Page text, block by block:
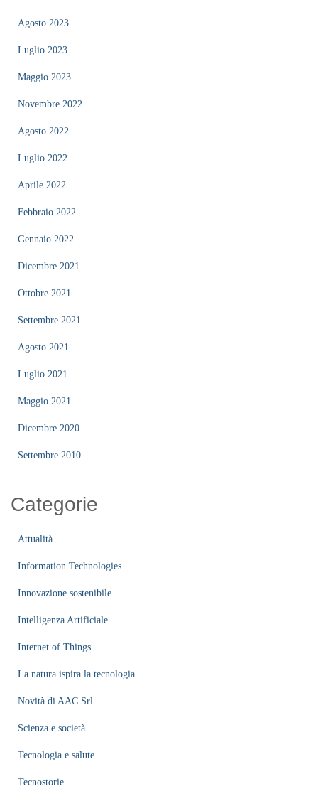
Agosto 2023
Luglio 2023
Maggio 2023
Novembre 2022
Agosto 2022
Luglio 2022
Aprile 2022
Febbraio 2022
Gennaio 2022
Dicembre 2021
Ottobre 2021
Settembre 2021
Agosto 2021
Luglio 2021
Maggio 2021
Dicembre 2020
Settembre 2010
Categorie
Attualità
Information Technologies
Innovazione sostenibile
Intelligenza Artificiale
Internet of Things
La natura ispira la tecnologia
Novità di AAC Srl
Scienza e società
Tecnologia e salute
Tecnostorie